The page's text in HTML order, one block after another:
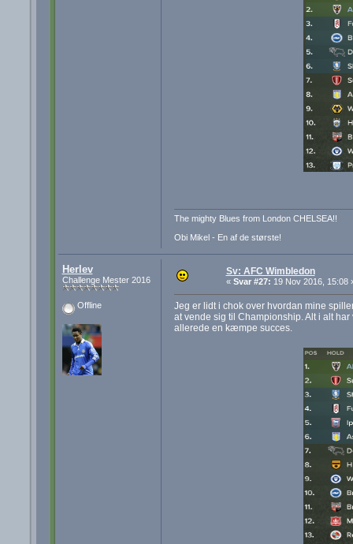
The mighty Blues from London CHELSEA!!
Obi Mikel - En af de største!
Herlev
Challenge Mester 2016
Offline
Sv: AFC Wimbledon
« Svar #27: 19 Nov 2016, 15:08
Jeg er lidt i chok over hvordan mine
at vende sig til Championship. Alt i alt
allerede en kæmpe succes.